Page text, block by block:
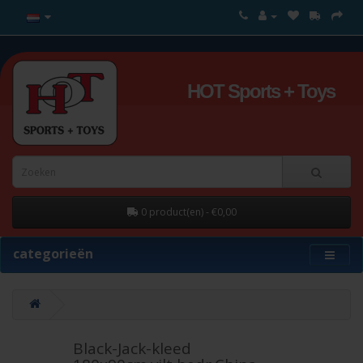
HOT Sports + Toys
0 product(en) - €0,00
categorieën
Black-Jack-kleed